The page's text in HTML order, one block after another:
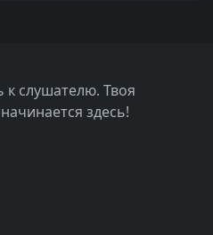
к слушателю. Твоя
здесь!